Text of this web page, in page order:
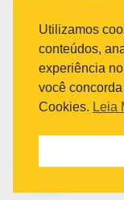
Bairro
Rio de
Telefone:
(21) 3278-
(21) 3995-
Avenida
Utilizamos
conteúdos,
experiência
você
Cookies. Leia